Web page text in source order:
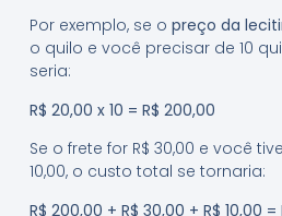
Por exemplo, se o preço da
o quilo e você precisar de 10
seria:
R$ 20,00 x 10 = R$ 200,00
Se o frete for R$ 30,00 e você
10,00, o custo total se tornaria:
R$ 200,00 + R$ 30,00 + R$ 10,00